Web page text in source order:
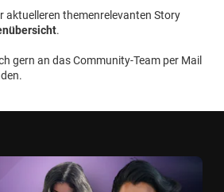
aktuelleren themenrelevanten Story
.
gern an das Community-Team per Mail